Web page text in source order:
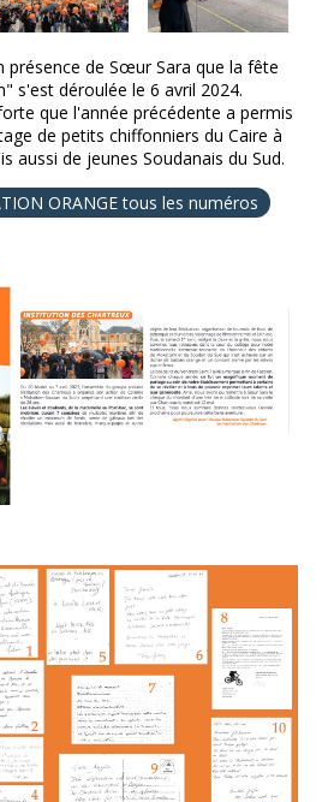
présence de Sœur Sara que la fête
s'est déroulée le 6 avril 2024.
que l'année précédente a permis
de petits chiffonniers du Caire à
aussi de jeunes Soudanais du Sud.
ORANGE tous les numéros